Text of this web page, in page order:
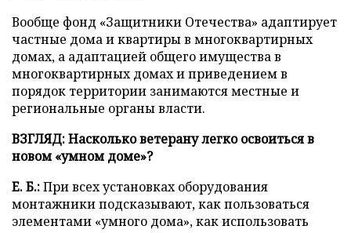
Вообще фонд «Защитники Отечества» адаптирует
частные дома и квартиры в многоквартирных
домах, а адаптацией общего имущества в
многоквартирных домах и приведением в
порядок территории занимаются местные и
региональные органы власти.
ВЗГЛЯД: Насколько ветерану легко освоиться в
новом «умном доме»?
Е. Б.:При всех установках оборудования
монтажники подсказывают, как пользоваться
элементами «умного дома», как использовать